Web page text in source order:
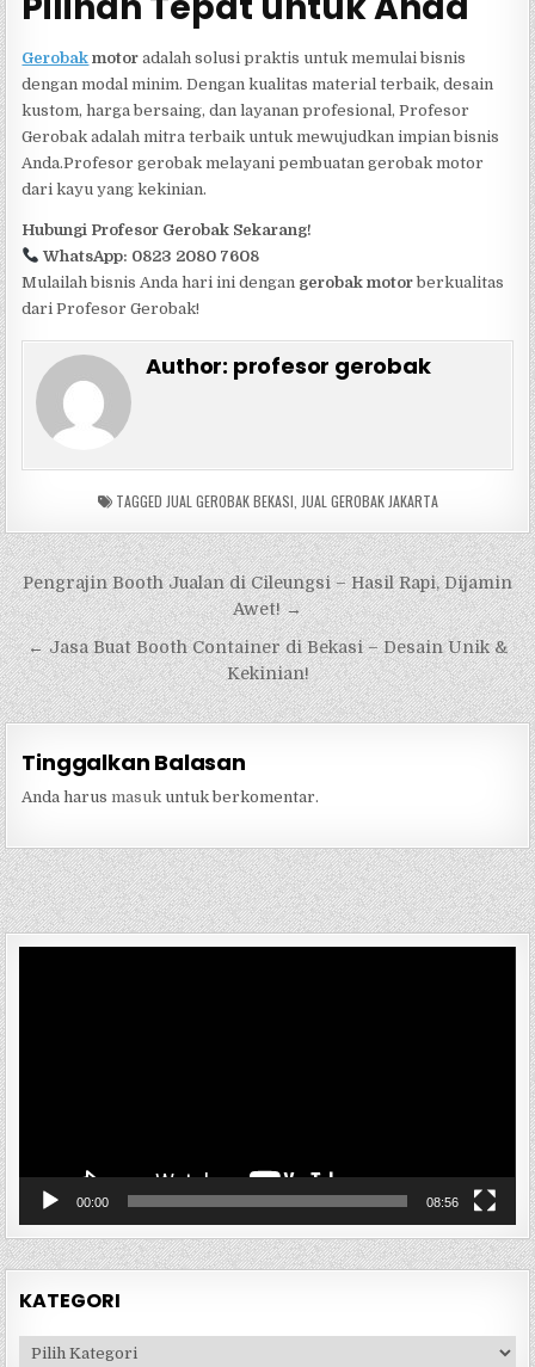
Gerobak motor adalah solusi praktis untuk memulai bisnis
dengan modal minim. Dengan kualitas material terbaik, desain
kustom, harga bersaing, dan layanan profesional, Profesor
Gerobak adalah mitra terbaik untuk mewujudkan impian bisnis
Anda.Profesor gerobak melayani pembuatan gerobak motor
dari kayu yang kekinian.
Hubungi Profesor Gerobak Sekarang!
WhatsApp: 0823 2080 7608
Mulailah bisnis Anda hari ini dengan gerobak motorberkualitas
dari Profesor Gerobak!
Author: profesor gerobak
TAGGED JUAL GEROBAK BEKASI JUAL GEROBAK JAKARTA
Navigasi
pos
Pengrajin Booth Jualan di Cileungsi – Hasil Rapi, Dijamin
Awet! →
← Jasa Buat Booth Container di Bekasi – Desain Unik &
Kekinian!
Tinggalkan Balasan
Anda harus masuk untuk berkomentar.
00:00 08:56
KATEGORI
Kategori